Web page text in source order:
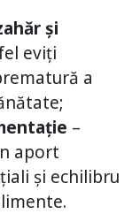
și
eviți
a
–
aport
și echilibru